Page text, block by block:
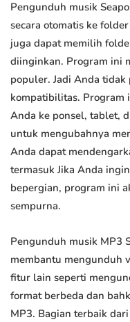
Pengunduh musik
secara otomatis ke
juga dapat memilih
diinginkan. Program ini
populer. Jadi Anda
kompatibilitas. Program
Anda ke ponsel, tablet,
untuk mengubahnya
Anda dapat
termasuk Jika Anda
bepergian, program ini
sempurna.
Pengunduh musik MP3
membantu mengunduh
fitur lain seperti
format berbeda dan
MP3. Bagian terbaik